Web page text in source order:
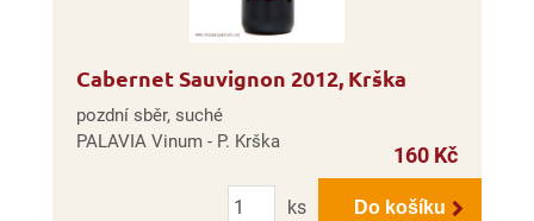
Cabernet Sauvignon 2012, Krška
pozdní sběr, suché
PALAVIA Vinum - P. Krška
160 Kč
Počet
ks
Do košíku